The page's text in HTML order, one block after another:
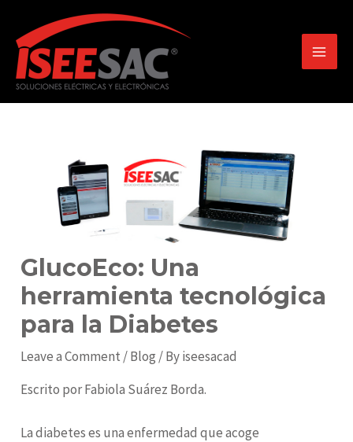
content
MAIN
GlucoEco: Una
herramienta tecnológica
para la Diabetes
Leave a Comment/Blog/ Byiseesacad
Escrito por Fabiola Suárez Borda.
La diabetes es una enfermedad que acoge